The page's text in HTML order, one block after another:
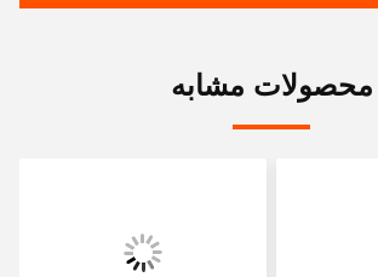
محصولات مشابه